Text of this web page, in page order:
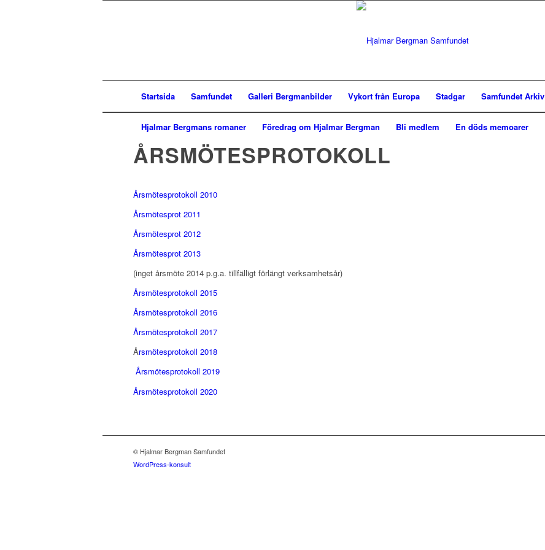
Startsida Samfundet Galleri Bergmanbilder Vykort från Europa Stadgar Samfundet Arkiv
Hjalmar Bergmans romaner Föredrag om Hjalmar Bergman Bli medlem En döds memoarer
ÅRSMÖTESPROTOKOLL
Årsmötesprotokoll 2010
Årsmötesprot 2011
Årsmötesprot 2012
Årsmötesprot 2013
(inget årsmöte 2014 p.g.a. tillfälligt förlängt verksamhetsår)
Årsmötesprotokoll 2015
Årsmötesprotokoll 2016
Årsmötesprotokoll 2017
Årsmötesprotokoll 2018
Årsmötesprotokoll 2019
Årsmötesprotokoll 2020
© Hjalmar Bergman Samfundet
WordPress-konsult